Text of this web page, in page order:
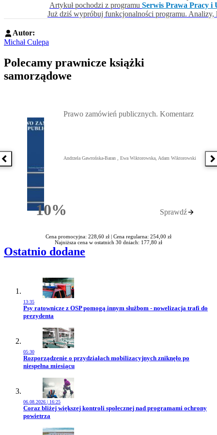
Artykuł pochodzi z programu Serwis Prawa Pracy i
Już dziś wypróbuj funkcjonalności programu. Analizy,
Autor:
Michał Culepa
Polecamy prawnicze książki
samorządowe
Poprzednia książka
10%Rabatu
Prawo zamówień publicznych. Komentarz
Andrzela Gawrońska-Baran , Ewa Wiktorowska, Adam Wiktorowski
Sprawdź
Cena promocyjna: 228,60 zł | Cena regularna: 254,00 zł
Najniższa cena w ostatnich 30 dniach: 177,80 zł
Ostatnio dodane
13:35
Przejdź do artykułu:
Psy ratownicze z OSP pomogą innym służbom - nowelizacja trafi do
prezydenta
05:30
Przejdź do artykułu:
Rozporządzenie o przydziałach mobilizacyjnych zniknęło po
niespełna miesiącu
06.08.2026 | 16:25
Przejdź do artykułu:
Coraz bliżej większej kontroli społecznej nad programami ochrony
powietrza